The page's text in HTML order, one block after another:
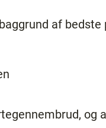
af bedste
og